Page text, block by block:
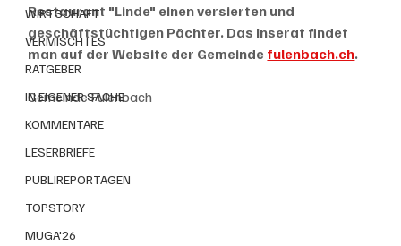
WIRTSCHAFT
VERMISCHTES
RATGEBER
IN EIGENER SACHE
KOMMENTARE
LESERBRIEFE
PUBLIREPORTAGEN
TOPSTORY
MUGA'26
Restaurant "Linde" einen versierten und
geschäftstüchtigen Pächter. Das Inserat findet
man auf der Website der Gemeinde fulenbach.ch.
Gemeinde Fulenbach